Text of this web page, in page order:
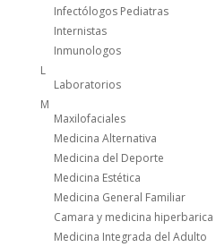
Infectólogos Pediatras
Internistas
Inmunologos
L
Laboratorios
M
Maxilofaciales
Medicina Alternativa
Medicina del Deporte
Medicina Estética
Medicina General Familiar
Camara y medicina hiperbarica
Medicina Integrada del Adulto